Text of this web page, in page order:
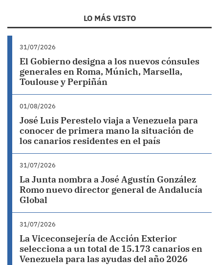
LO MÁS VISTO
31/07/2026
El Gobierno designa a los nuevos cónsules
generales en Roma, Múnich, Marsella,
Toulouse y Perpiñán
01/08/2026
José Luis Perestelo viaja a Venezuela para
conocer de primera mano la situación de
los canarios residentes en el país
31/07/2026
La Junta nombra a José Agustín González
Romo nuevo director general de Andalucía
Global
31/07/2026
La Viceconsejería de Acción Exterior
selecciona a un total de 15.173 canarios en
Venezuela para las ayudas del año 2026